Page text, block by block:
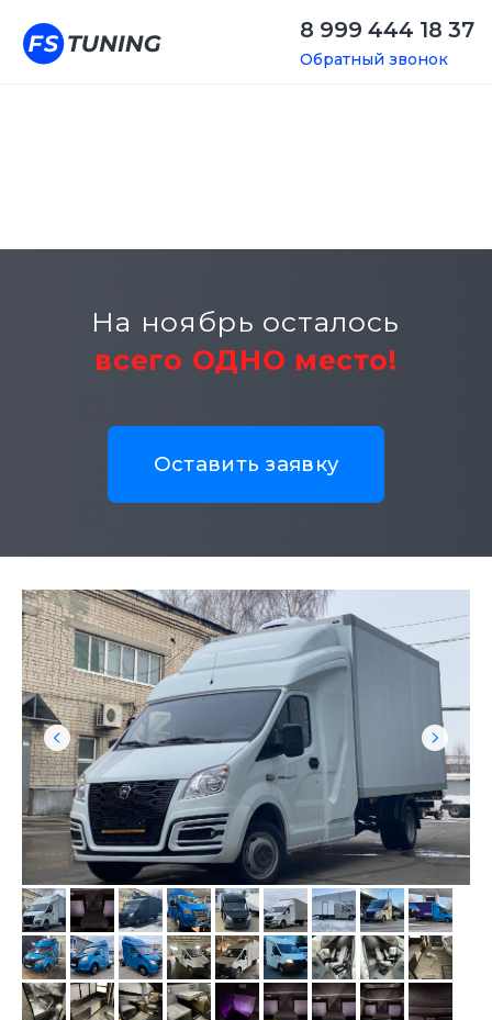
8 999 444 18 37
Обратный звонок
всего ОДНО место!
Оставить заявку